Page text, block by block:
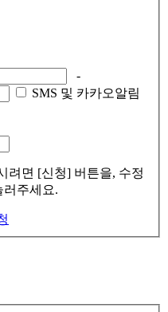
-
SMS 및 카카오알림
려면 [신청] 버튼을, 수정
주세요.